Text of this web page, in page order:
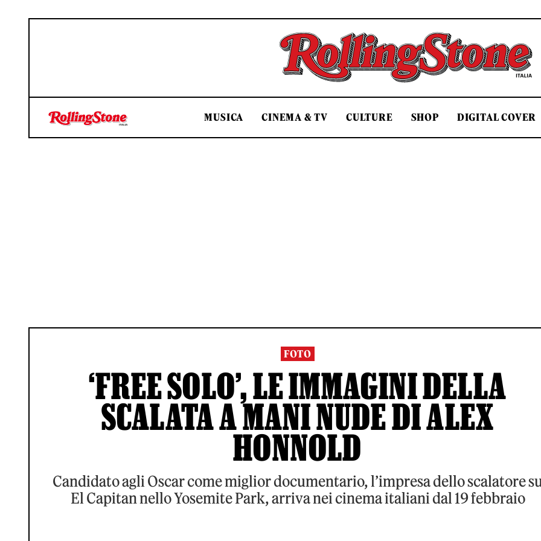
Rolling Stone Italia
MUSICA CINEMA & TV CULTURE SHOP DIGITAL COVER
FOTO
‘FREE SOLO’, LE IMMAGINI DELLA
SCALATA A MANI NUDE DI ALEX
HONNOLD
Candidato agli Oscar come miglior documentario, l’impresa dello scalatore
El Capitan nello Yosemite Park, arriva nei cinema italiani dal 19 febbraio